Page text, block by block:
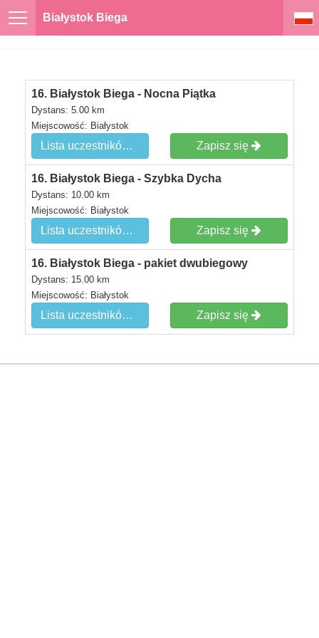
Białystok Biega
16. Białystok Biega - Nocna Piątka
Dystans: 5.00 km
Miejscowość: Białystok
Lista uczestników Zapisz się
16. Białystok Biega - Szybka Dycha
Dystans: 10.00 km
Miejscowość: Białystok
Lista uczestników Zapisz się
16. Białystok Biega - pakiet dwubiegowy
Dystans: 15.00 km
Miejscowość: Białystok
Lista uczestników Zapisz się